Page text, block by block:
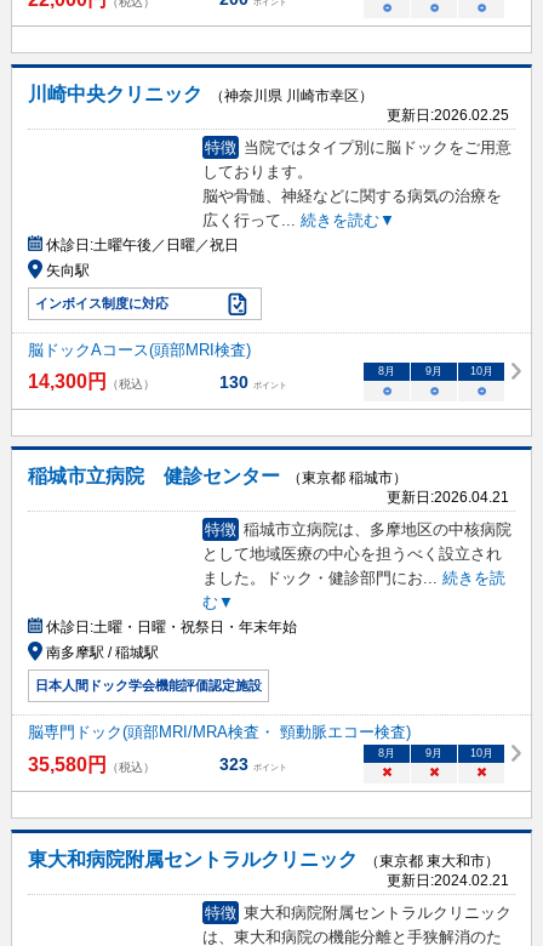
ポイント ○ ○ ○
川崎中央クリニック
（神奈川県 川崎市幸区）
更新日:2026.02.25
特徴 当院ではタイプ別に脳ドックをご用意
しております。
脳や骨髄、神経などに関する病気の治療を
広く行って
続きを読む▼
休診日:土曜午後／日曜／祝日
矢向駅
インボイス制度に対応
脳ドックAコース(頭部MRI検査)
14,300円 （税込） 130 ポイント
8 月 9 月 10月
○ ○ ○
稲城市立病院 健診センター
（東京都 稲城市）
更新日:2026.04.21
特徴 稲城市立病院は、多摩地区の中核病院
として地域医療の中心を担うべく設立され
ました。ドック・健診部門にお... 続きを読
む▼
休診日:土曜・日曜・祝祭日・年末年始
南多摩駅 / 稲城駅
日本人間ドック学会機能評価認定施設
脳専門ドック(頭部MRI/MRA検査・ 頸動脈エコー検査)
35,580円 （税込） 323 ポイント
8月 9月 10月
× × ×
東大和病院附属セントラルクリニック
（東京都 東大和市）
更新日:2024.02.21
特徴 東大和病院附属セントラルクリニック
は、東大和病院の機能分離と手狭解消のた